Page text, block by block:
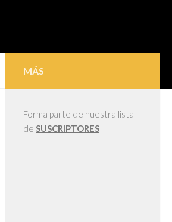
MÁS
Forma parte de nuestra lista
de SUSCRIPTORES